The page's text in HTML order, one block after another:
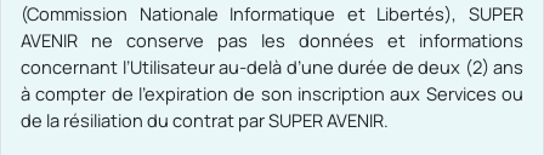
(Commission Nationale Informatique et Libertés), SUPER
AVENIR ne conserve pas les données et informations
concernant l’Utilisateur au-delà d’une durée de deux (2) ans
à compter de l’expiration de son inscription aux Services ou
de la résiliation du contrat par SUPER AVENIR.